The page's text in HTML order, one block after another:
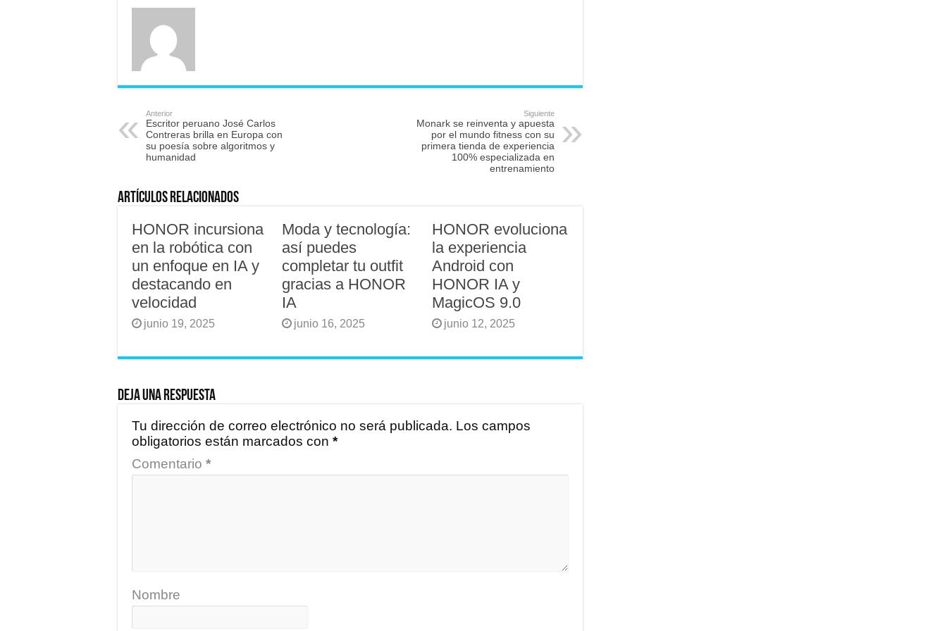
Anterior
Escritor peruano José Carlos
Contreras brilla en Europa con
su poesía sobre algoritmos y
humanidad
Siguiente
Monark se reinventa y apuesta
por el mundo fitness con su
primera tienda de experiencia
100% especializada en
entrenamiento
Artículos relacionados
HONOR incursiona
en la robótica con
un enfoque en IA y
destacando en
velocidad
junio 19, 2025
Moda y tecnología:
así puedes
completar tu outfit
gracias a HONOR
IA
junio 16, 2025
HONOR evoluciona
la experiencia
Android con
HONOR IA y
MagicOS 9.0
junio 12, 2025
Deja una respuesta
Tu dirección de correo electrónico no será publicada. Los campos
obligatorios están marcados con *
Comentario *
Nombre